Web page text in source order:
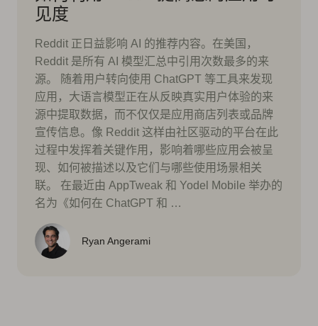
见度
Reddit 正日益影响 AI 的推荐内容。在美国，
Reddit 是所有 AI 模型汇总中引用次数最多的来
源。 随着用户转向使用 ChatGPT 等工具来发现
应用，大语言模型正在从反映真实用户体验的来
源中提取数据，而不仅仅是应用商店列表或品牌
宣传信息。像 Reddit 这样由社区驱动的平台在此
过程中发挥着关键作用，影响着哪些应用会被呈
现、如何被描述以及它们与哪些使用场景相关
联。 在最近由 AppTweak 和 Yodel Mobile 举办的
名为《如何在 ChatGPT 和 …
Ryan Angerami